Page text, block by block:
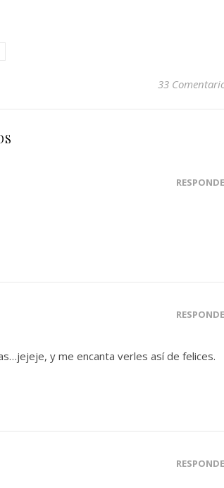
33
y me encanta verles así de felices.